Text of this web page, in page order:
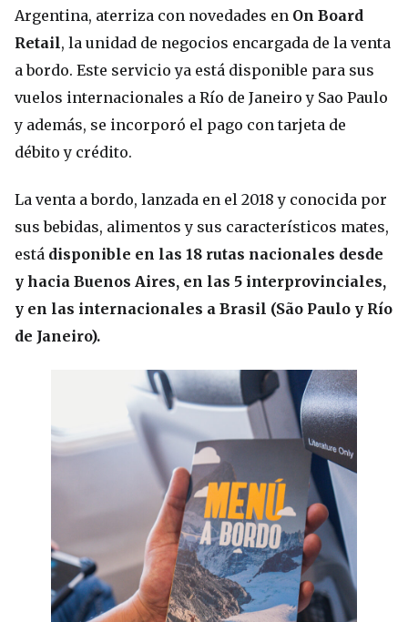
Argentina, aterriza con novedades en On Board
Retail, la unidad de negocios encargada de la venta
a bordo. Este servicio ya está disponible para sus
vuelos internacionales a Río de Janeiro y Sao Paulo
y además, se incorporó el pago con tarjeta de
débito y crédito.
La venta a bordo, lanzada en el 2018 y conocida por
sus bebidas, alimentos y sus característicos mates,
está disponible en las 18 rutas nacionales desde
y hacia Buenos Aires, en las 5 interprovinciales,
y en las internacionales a Brasil (São Paulo y Río
de Janeiro).